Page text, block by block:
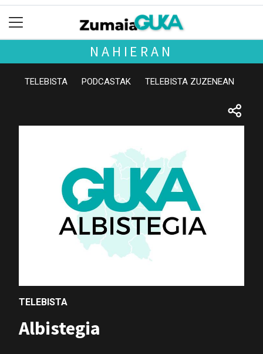
NAHIERAN
TELEBISTA PODCASTAK TELEBISTA ZUZENEAN
TELEBISTA
Albistegia